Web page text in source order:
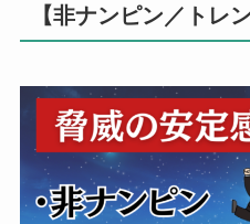
【非ナンピン／トレ